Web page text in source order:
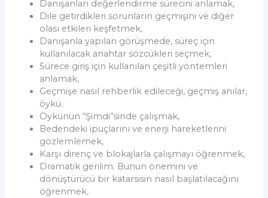
Danışanları değerlendirme sürecini anlamak,
Dile getirdikleri sorunların geçmişini ve diğer
olası etkileri keşfetmek,
Danışanla yapılan görüşmede, süreç için
kullanılacak anahtar sözcükleri seçmek,
Sürece giriş için kullanılan çeşitli yöntemleri
anlamak,
Geçmişe nasıl rehberlik edileceği, geçmiş anılar,
öykü.
Öykünün “Şimdi”sinde çalışmak,
Bedendeki ipuçlarını ve enerji hareketlerini
gözlemlemek,
Karşı direnç ve blokajlarla çalışmayı öğrenmek,
Dramatik gerilim: Bunun önemini ve
dönüştürücü bir katarsisin nasıl başlatılacağını
öğrenmek,